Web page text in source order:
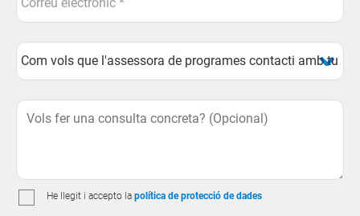
He llegit i accepto la política de protecció de dades